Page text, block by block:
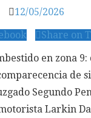
12/05/2026
Share on
de
Segundo
Larkin